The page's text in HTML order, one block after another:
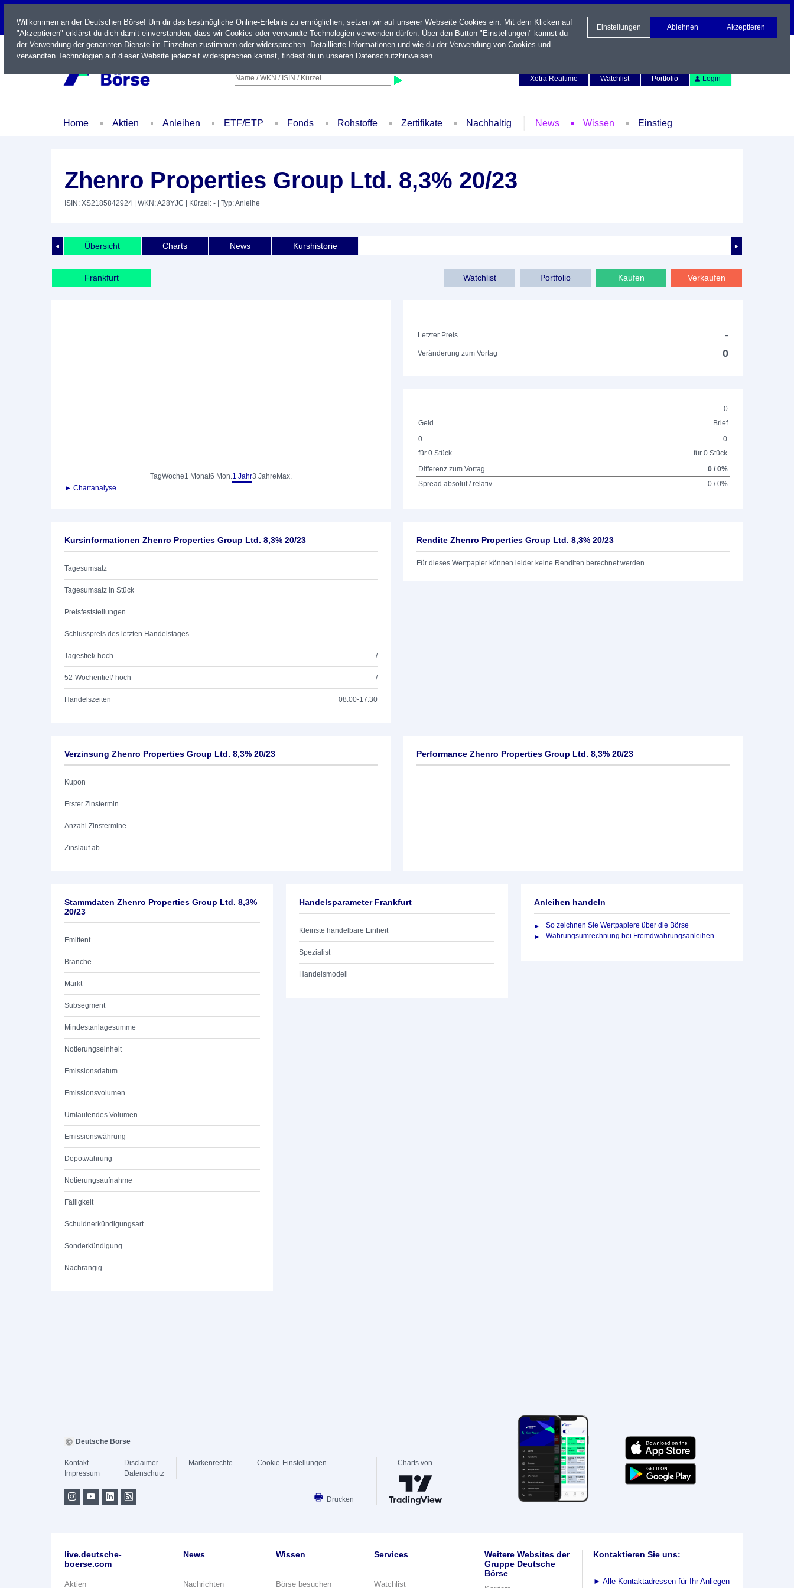
LIVE
Name / WKN / ISIN / Kürzel
Xetra Realtime
Watchlist Portfolio Login
Home Aktien Anleihen ETF/ETP Fonds Rohstoffe Zertifikate Nachhaltig News Wissen Einstieg
Zhenro Properties Group Ltd. 8,3% 20/23
ISIN: XS2185842924 | WKN: A28YJC | Kürzel: - | Typ: Anleihe
◄ ►
Übersicht Charts News Kurshistorie
Frankfurt Verkaufen
Kaufen
Portfolio
Watchlist
TagWoche1 Monat6 Mon.1 Jahr3 Jahre Max.
► Chartanalyse
-
Letzter Preis
-
Veränderung zum Vortag 0
0
Geld
Brief
0
für 0 Stück
0
für 0 Stück
Differenz zum Vortag
0 / 0%
Spread absolut / relativ
0 / 0%
Kursinformationen Zhenro Properties Group Ltd. 8,3% 20/23
Tagesumsatz
Tagesumsatz in Stück
Preisfeststellungen
Schlusspreis des letzten Handelstages
Tagestief/-hoch /
52-Wochentief/-hoch /
Handelszeiten 08:00-17:30
Rendite Zhenro Properties Group Ltd. 8,3% 20/23
Für dieses Wertpapier können leider keine Renditen berechnet werden.
Verzinsung Zhenro Properties Group Ltd. 8,3% 20/23
Kupon
Erster Zinstermin
Anzahl Zinstermine
Zinslauf ab
Performance Zhenro Properties Group Ltd. 8,3% 20/23
Stammdaten Zhenro Properties Group Ltd. 8,3%
20/23
Emittent
Branche
Markt
Subsegment
Mindestanlagesumme
Notierungseinheit
Emissionsdatum
Emissionsvolumen
Umlaufendes Volumen
Emissionswährung
Depotwährung
Notierungsaufnahme
Fälligkeit
Schuldnerkündigungsart
Sonderkündigung
Nachrangig
Handelsparameter Frankfurt
Kleinste handelbare Einheit
Spezialist
Handelsmodell
Anleihen handeln
So zeichnen Sie Wertpapiere über die Börse
Währungsumrechnung bei Fremdwährungsanleihen
Willkommen an der Deutschen Börse! Um dir das bestmögliche Online-Erlebnis zu ermöglichen, setzen wir auf unserer Webseite Cookies ein. Mit dem Klicken auf
"Akzeptieren" erklärst du dich damit einverstanden, dass wir Cookies oder verwandte Technologien verwenden dürfen. Über den Button "Einstellungen" kannst du
der Verwendung der genannten Dienste im Einzelnen zustimmen oder widersprechen. Detaillierte Informationen und wie du der Verwendung von Cookies und
verwandten Technologien auf dieser Website jederzeit widersprechen kannst, findest du in unseren Datenschutzhinweisen.
Einstellungen Ablehnen Akzeptieren
Deutsche Börse
Kontakt
Impressum
Disclaimer
Datenschutz
Markenrechte Cookie-Einstellungen
Drucken
Charts von
live.deutsche-
boerse.com
Aktien
News
Nachrichten
Wissen
Börse besuchen
Services
Watchlist
Weitere Websites der
Gruppe Deutsche
Börse
Kontaktieren Sie uns:
► Alle Kontaktadressen für Ihr Anliegen